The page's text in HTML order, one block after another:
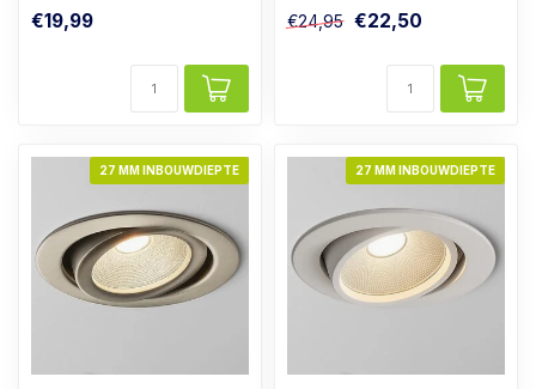
* Goed dimbaar
€19,99
* Zwart met goudkleur
€24,95 €22,50
27 MM INBOUWDIEPTE 27 MM INBOUWDIEPTE